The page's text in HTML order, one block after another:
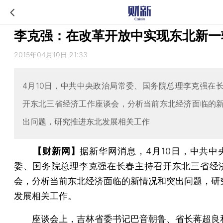
李克强：在改革开放中实现东北新
2015年04月10日 21:33
4月10日，中共中央政治局常委、国务院总理李克强在
开东北三省经济工作座谈会，分析当前东北经济面临的
出问题，研究推进东北发展相关工作
【财新网】据新华网消息，4月10日，中共中
委、国务院总理李克强在长春主持召开东北三省经
会，分析当前东北经济面临的新情况和突出问题，研
发展相关工作。
座谈会上，吉林省委书记巴音朝鲁、省长蒋超良